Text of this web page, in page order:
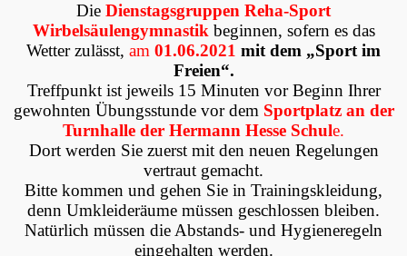
Die Dienstagsgruppen Reha-Sport
Wirbelsäulengymnastik beginnen, sofern es das
Wetter zulässt, am 01.06.2021 mit dem „Sport im
Freien“.
Treffpunkt ist jeweils 15 Minuten vor Beginn Ihrer
gewohnten Übungsstunde vor dem Sportplatz an der
Turnhalle der Hermann Hesse Schule.
Dort werden Sie zuerst mit den neuen Regelungen
vertraut gemacht.
Bitte kommen und gehen Sie in Trainingskleidung,
denn Umkleideräume müssen geschlossen bleiben.
Natürlich müssen die Abstands- und Hygieneregeln
eingehalten werden.